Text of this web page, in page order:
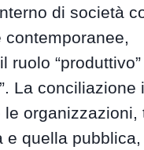
di società
contemporanee,
ruolo
La conciliazione
le organizzazioni,
e quella